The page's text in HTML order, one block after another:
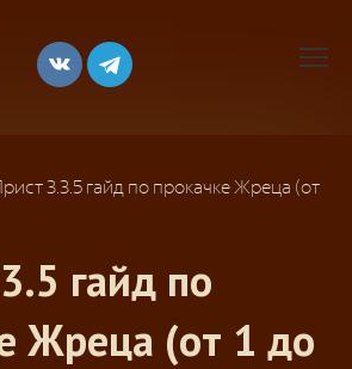
3.3.5 гайд по прокачке Жреца (от
Жреца (от 1 до